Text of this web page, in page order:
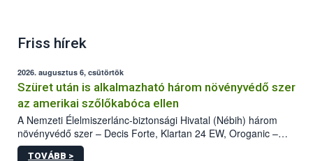
Friss hírek
2026. augusztus 6, csütörtök
Szüret után is alkalmazható három növényvédő szer
az amerikai szőlőkabóca ellen
A Nemzeti Élelmiszerlánc-biztonsági Hivatal (Nébih) három
növényvédő szer – Decis Forte, Klartan 24 EW, Oroganic –
engedélyokiratát módosította, így azok a szüretet követően,
TOVÁBB >